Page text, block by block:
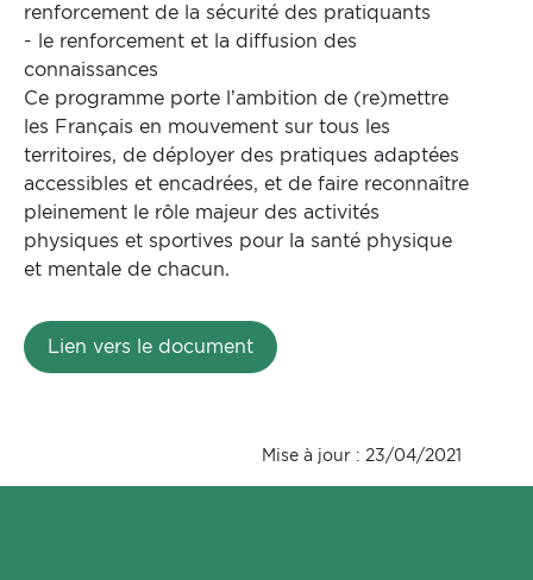
renforcement de la sécurité des pratiquants
- le renforcement et la diffusion des
connaissances
Ce programme porte l’ambition de (re)mettre
les Français en mouvement sur tous les
territoires, de déployer des pratiques adaptées
accessibles et encadrées, et de faire reconnaître
pleinement le rôle majeur des activités
physiques et sportives pour la santé physique
et mentale de chacun.
Lien vers le document
Mise à jour : 23/04/2021